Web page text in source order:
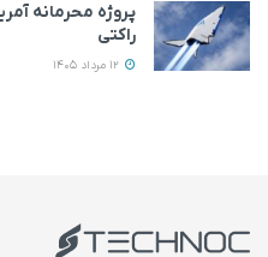
پروژه محرمانه
راکتی